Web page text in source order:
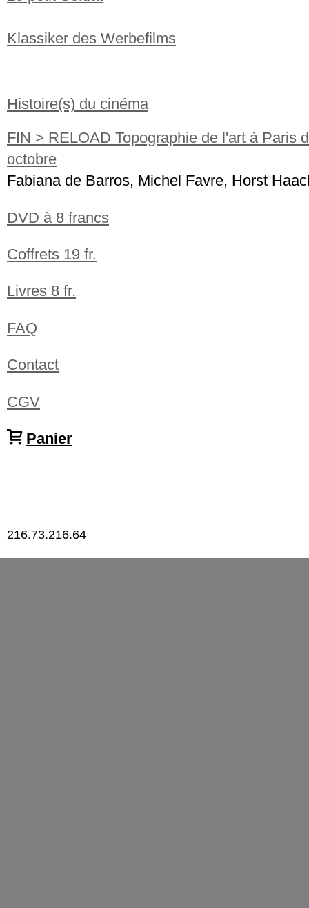
Klassiker des Werbefilms
Histoire(s) du cinéma
FIN > RELOAD Topographie de l'art à Paris
octobre
Fabiana de Barros, Michel Favre, Horst
DVD à 8 francs
Coffrets 19 fr.
Livres 8 fr.
FAQ
Contact
CGV
Panier
216.73.216.64